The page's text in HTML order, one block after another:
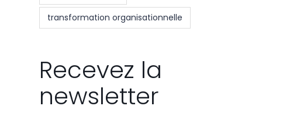
transformation organisationnelle
Recevez la
newsletter